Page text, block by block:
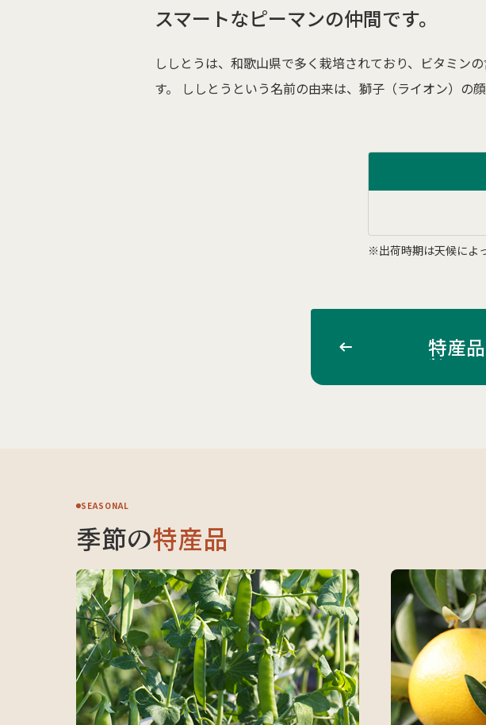
スマートなピーマンの仲間です。
ししとうは、和歌山県で多く栽培されており、ビタミン
す。 ししとうという名前の由来は、獅子（ライオン）の
※出荷時期は天候によ
特産
SEASONAL
季節の特産品